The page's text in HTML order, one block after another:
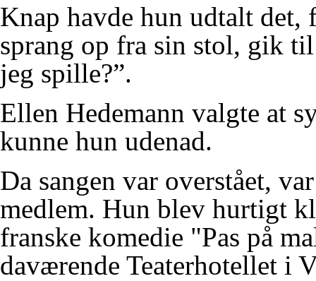
Knap havde hun udtalt det,
sprang op fra sin stol, gik
jeg spille?”.
Ellen Hedemann valgte at
kunne hun udenad.
Da sangen var overstået,
medlem. Hun blev hurtigt
franske komedie "Pas på
daværende Teaterhotellet i